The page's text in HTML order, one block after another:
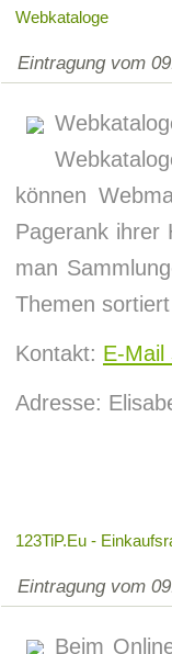
Webkataloge
Eintragung vom
können
Pagerank ihrer
man
Themen
Kontakt: E-Mail
Adresse:
123TiP.eu -
Eintragung vom
Beim